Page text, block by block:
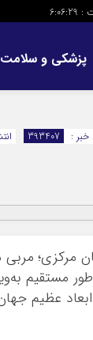
:
6:06:30
پزشکی و سلامت
خبر : 393407
مرکزی؛
مستقیم
عظیم